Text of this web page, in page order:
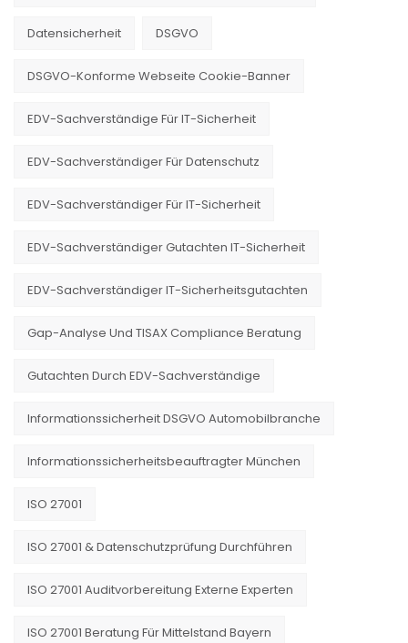
Datensicherheit DSGVO
DSGVO-Konforme Webseite Cookie-Banner
EDV-Sachverständige Für IT-Sicherheit
EDV-Sachverständiger Für Datenschutz
EDV-Sachverständiger Für IT-Sicherheit
EDV-Sachverständiger Gutachten IT-Sicherheit
EDV-Sachverständiger IT-Sicherheitsgutachten
Gap-Analyse Und TISAX Compliance Beratung
Gutachten Durch EDV-Sachverständige
Informationssicherheit DSGVO Automobilbranche
Informationssicherheitsbeauftragter München
ISO 27001
ISO 27001 & Datenschutzprüfung Durchführen
ISO 27001 Auditvorbereitung Externe Experten
ISO 27001 Beratung Für Mittelstand Bayern